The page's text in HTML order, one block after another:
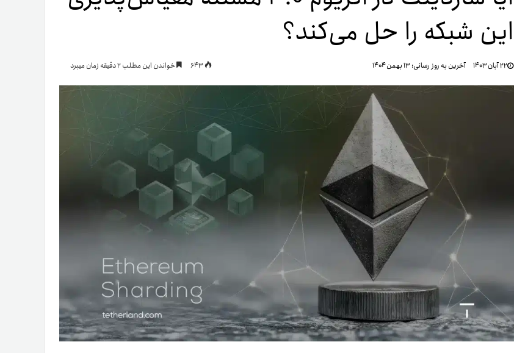
این شبکه را حل می‌کند؟
۲۲ آبان ۱۴۰۳ آخرین به روز رسانی:۱۳ بهمن ۱۴۰۴ خواندن این مطلب 2 دقیقه زمان میبرد